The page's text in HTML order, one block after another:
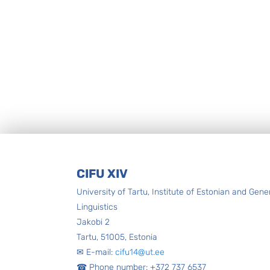
CIFU XIV
University of Tartu, Institute of Estonian and
Linguistics
Jakobi 2
Tartu, 51005, Estonia
✉ E-mail: cifu14@ut.ee
☎ Phone number: +372 737 6537